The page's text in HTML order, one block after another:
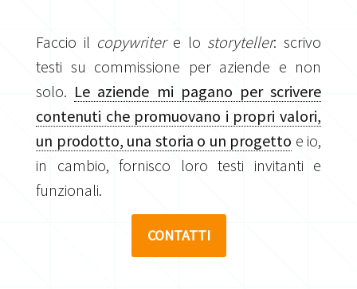
Faccio il copywritere lo storyteller: scrivo
testi su commissione per aziende e non
solo. Le aziende mi pagano per scrivere
contenuti che promuovano i propri valori,
un prodotto, una storia o un progetto e io,
in cambio, fornisco loro testi invitanti e
funzionali.
CONTATTI